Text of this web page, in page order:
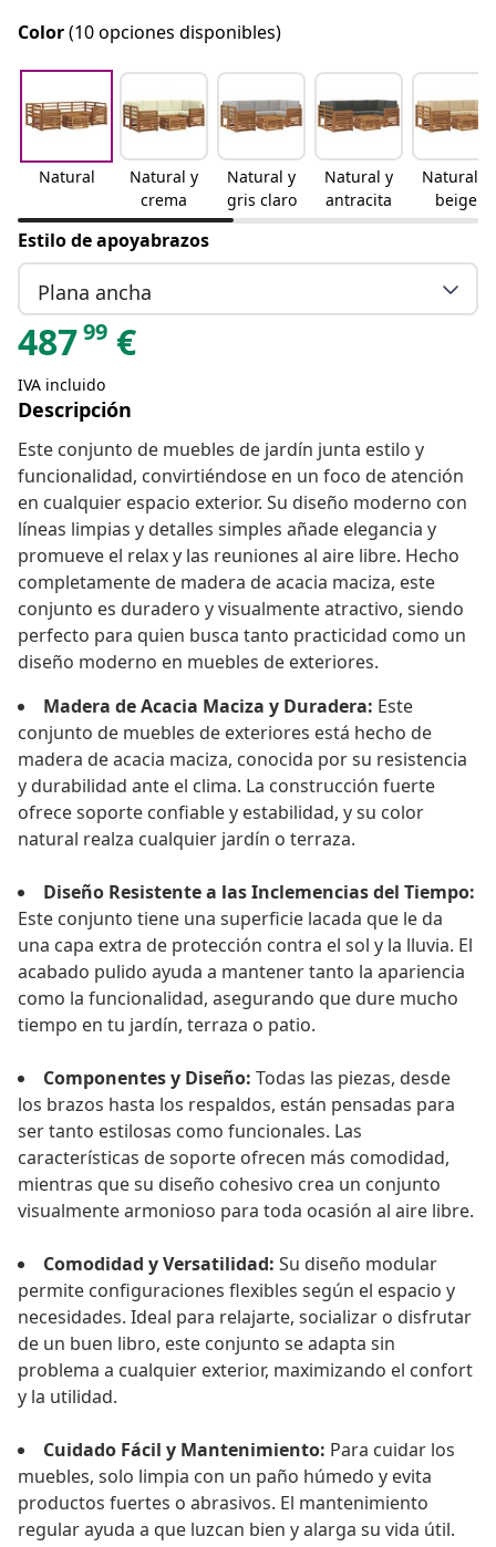
Color(10 opciones disponibles)
Natural
Natural y
crema
Natural y
gris claro
Natural y
antracita
Natural y
beige
Estilo de apoyabrazos
Plana ancha
48799 €
IVA incluido
Descripción
Este conjunto de muebles de jardín junta estilo y
funcionalidad, convirtiéndose en un foco de atención
en cualquier espacio exterior. Su diseño moderno con
líneas limpias y detalles simples añade elegancia y
promueve el relax y las reuniones al aire libre. Hecho
completamente de madera de acacia maciza, este
conjunto es duradero y visualmente atractivo, siendo
perfecto para quien busca tanto practicidad como un
diseño moderno en muebles de exteriores.
Madera de Acacia Maciza y Duradera: Este
conjunto de muebles de exteriores está hecho de
madera de acacia maciza, conocida por su resistencia
y durabilidad ante el clima. La construcción fuerte
ofrece soporte confiable y estabilidad, y su color
natural realza cualquier jardín o terraza.
Diseño Resistente a las Inclemencias del Tiempo:
Este conjunto tiene una superficie lacada que le da
una capa extra de protección contra el sol y la lluvia. El
acabado pulido ayuda a mantener tanto la apariencia
como la funcionalidad, asegurando que dure mucho
tiempo en tu jardín, terraza o patio.
Componentes y Diseño: Todas las piezas, desde
los brazos hasta los respaldos, están pensadas para
ser tanto estilosas como funcionales. Las
características de soporte ofrecen más comodidad,
mientras que su diseño cohesivo crea un conjunto
visualmente armonioso para toda ocasión al aire libre.
Comodidad y Versatilidad: Su diseño modular
permite configuraciones flexibles según el espacio y
necesidades. Ideal para relajarte, socializar o disfrutar
de un buen libro, este conjunto se adapta sin
problema a cualquier exterior, maximizando el confort
y la utilidad.
Cuidado Fácil y Mantenimiento: Para cuidar los
muebles, solo limpia con un paño húmedo y evita
productos fuertes o abrasivos. El mantenimiento
regular ayuda a que luzcan bien y alarga su vida útil.